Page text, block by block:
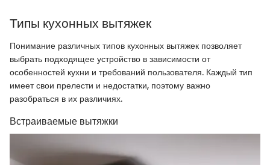
Типы кухонных вытяжек
Понимание различных типов кухонных вытяжек позволяет
выбрать подходящее устройство в зависимости от
особенностей кухни и требований пользователя. Каждый тип
имеет свои прелести и недостатки, поэтому важно
разобраться в их различиях.
Встраиваемые вытяжки